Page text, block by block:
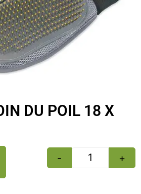
DU POIL 18 X
- +